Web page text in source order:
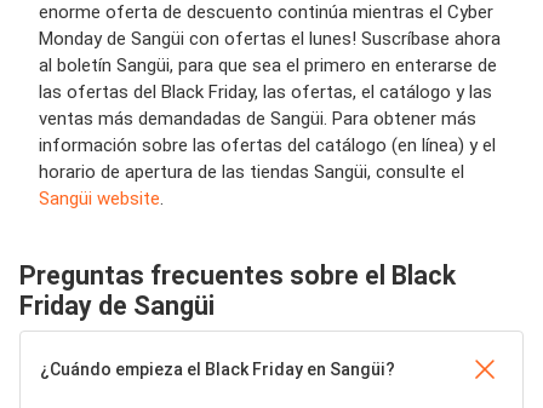
enorme oferta de descuento continúa mientras el Cyber ​​
Monday de Sangüi con ofertas el lunes! Suscríbase ahora
al boletín Sangüi, para que sea el primero en enterarse de
las ofertas del Black Friday, las ofertas, el catálogo y las
ventas más demandadas de Sangüi. Para obtener más
información sobre las ofertas del catálogo (en línea) y el
horario de apertura de las tiendas Sangüi, consulte el
Sangüi website.
Preguntas frecuentes sobre el Black
Friday de Sangüi
¿Cuándo empieza el Black Friday en Sangüi?